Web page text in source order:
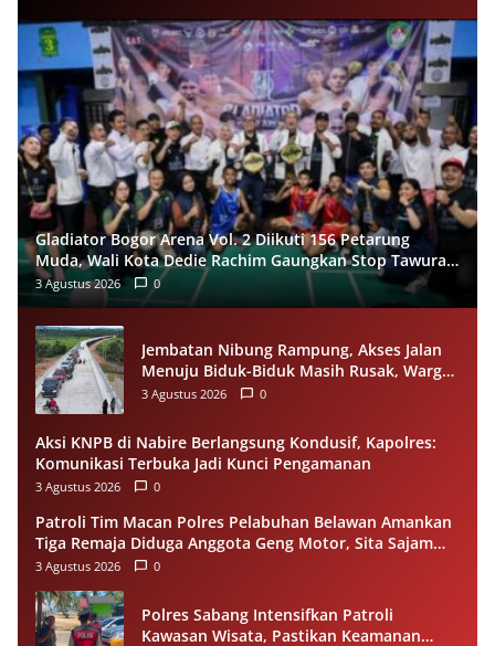
Gladiator Bogor Arena Vol. 2 Diikuti 156 Petarung
Muda, Wali Kota Dedie Rachim Gaungkan Stop Tawuran
Lewat Tinju
3 Agustus 2026 0
Jembatan Nibung Rampung, Akses Jalan
Menuju Biduk-Biduk Masih Rusak, Warga
Minta Pemprov Kaltim Segera Bertindak
3 Agustus 2026 0
Aksi KNPB di Nabire Berlangsung Kondusif, Kapolres:
Komunikasi Terbuka Jadi Kunci Pengamanan
3 Agustus 2026 0
Patroli Tim Macan Polres Pelabuhan Belawan Amankan
Tiga Remaja Diduga Anggota Geng Motor, Sita Sajam
dan Sepeda Motor
3 Agustus 2026 0
Polres Sabang Intensifkan Patroli
Kawasan Wisata, Pastikan Keamanan